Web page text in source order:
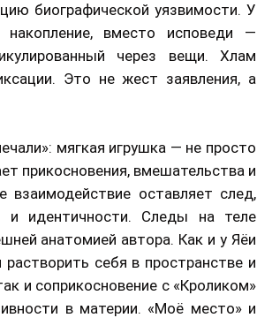
биографической уязвимости. У
вместо исповеди —
через вещи. Хлам
Это не жест заявления, а
мягкая игрушка — не просто
прикосновения, вмешательства и
оставляет след,
идентичности. Следы на теле
анатомией автора. Как и у Яёи
себя в пространстве и
и соприкосновение с «Кроликом»
в материи. «Моё место» и